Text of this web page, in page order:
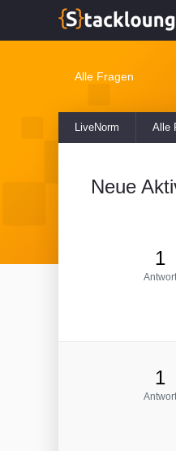
Alle Fragen
LiveNorm Alle
Neue
1
Antwort
1
Antwort